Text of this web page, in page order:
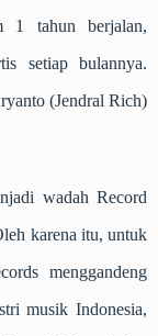
1 tahun berjalan,
setiap bulannya.
(Jendral Rich)
wadah Record
karena itu, untuk
menggandeng
musik Indonesia,